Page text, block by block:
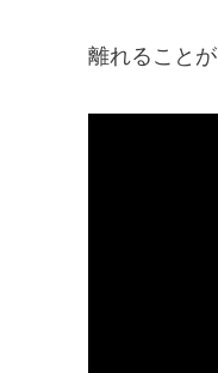
離れること